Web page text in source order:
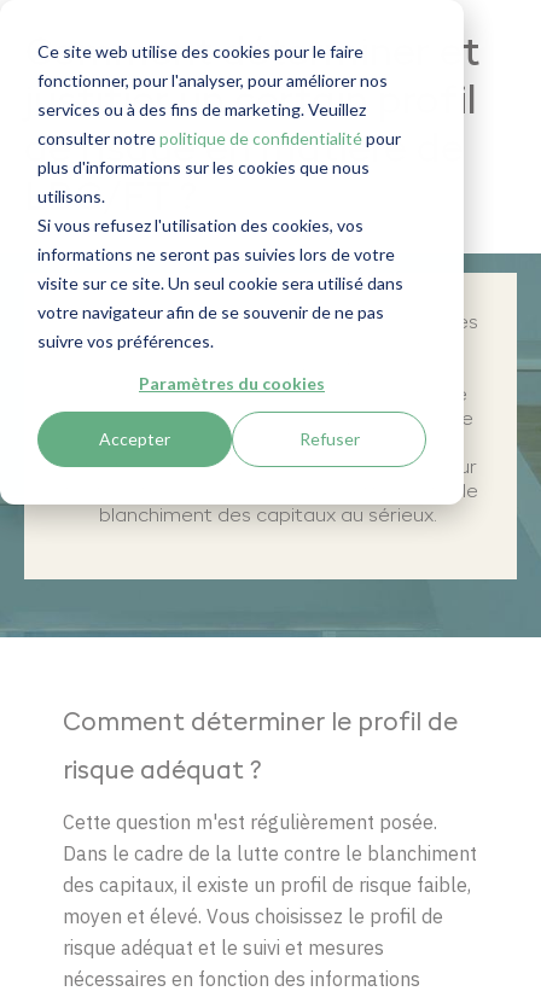
Ce site web utilise des cookies pour le faire
fonctionner, pour l'analyser, pour améliorer nos
services ou à des fins de marketing. Veuillez
consulter notrepolitique de confidentialitépour
plus d'informations sur les cookies que nous
utilisons.
Si vous refusez l'utilisation des cookies, vos
informations ne seront pas suivies lors de votre
visite sur ce site. Un seul cookie sera utilisé dans
votre navigateur afin de se souvenir de ne pas
suivre vos préférences.
Paramètres du cookies
Accepter Refuser
Comment déterminer et
justifier un certain profil
de risque en matière de
LBC/FT ?
Dans cet article, je réponds aux questions les
plus fréquemment posées sur le profil de
déterminer le profil de risque adéquat, que
dois-je noter et quel type de recherches, de
mesures de vigilance et de suivi dois-je
effectuer ? Il s'agit d'une référence utile pour
tout professionnel qui prend la lutte contre le
blanchiment des capitaux au sérieux.
Comment déterminer le profil de
risque adéquat ?
Cette question m'est régulièrement posée.
Dans le cadre de la lutte contre le blanchiment
des capitaux, il existe un profil de risque faible,
moyen et élevé. Vous choisissez le profil de
risque adéquat et le suivi et mesures
nécessaires en fonction des informations